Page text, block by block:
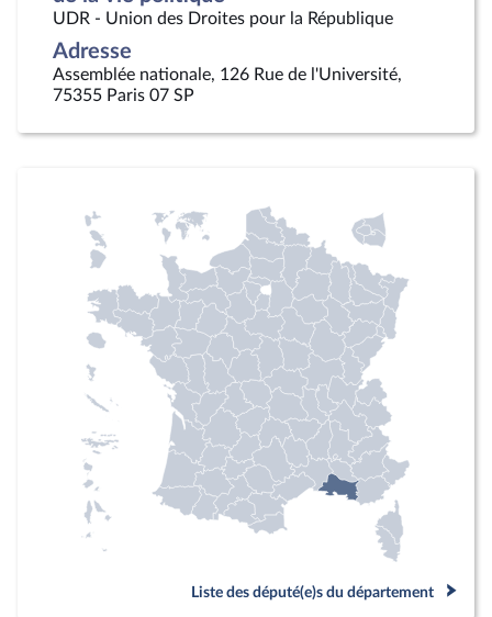
UDR - Union des Droites pour la République
Adresse
Assemblée nationale, 126 Rue de l'Université,
75355 Paris 07 SP
Liste des député(e)s du département